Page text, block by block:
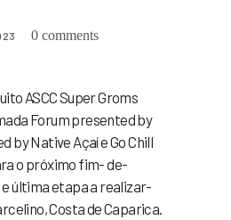
0 comments
ASCC Super Groms
Forum presented by
by Native Açaí e Go Chill
o próximo fim- de-
e última etapa a realizar-
Costa de Caparica.